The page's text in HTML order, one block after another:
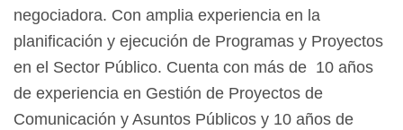
negociadora. Con amplia experiencia en la
planificación y ejecución de Programas y Proyectos
en el Sector Público. Cuenta con más de 10 años
de experiencia en Gestión de Proyectos de
Comunicación y Asuntos Públicos y 10 años de